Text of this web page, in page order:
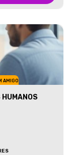
AMIGO
HUMANOS